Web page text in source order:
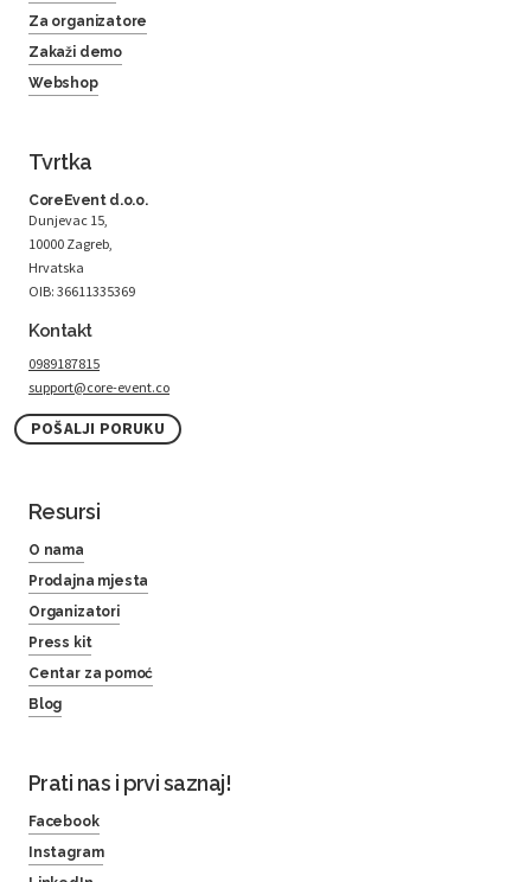
Za organizatore
Zakaži demo
Webshop
Tvrtka
CoreEvent d.o.o.
Dunjevac 15,
10000 Zagreb,
Hrvatska
OIB: 36611335369
Kontakt
0989187815
support@core-event.co
POŠALJI PORUKU
Resursi
O nama
Prodajna mjesta
Organizatori
Press kit
Centar za pomoć
Blog
Prati nas i prvi saznaj!
Facebook
Instagram